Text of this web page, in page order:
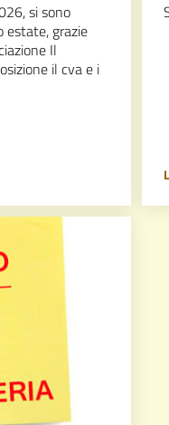
si sono
grazie
Il
il cva e i